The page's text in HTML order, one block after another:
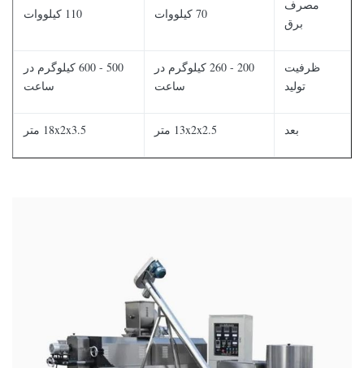
مصرف
برق
70 کیلووات 110 کیلووات
ظرفیت
تولید
200 - 260 کیلوگرم در
ساعت
500 - 600 کیلوگرم در
ساعت
بعد 13x2x2.5 متر 18x2x3.5 متر